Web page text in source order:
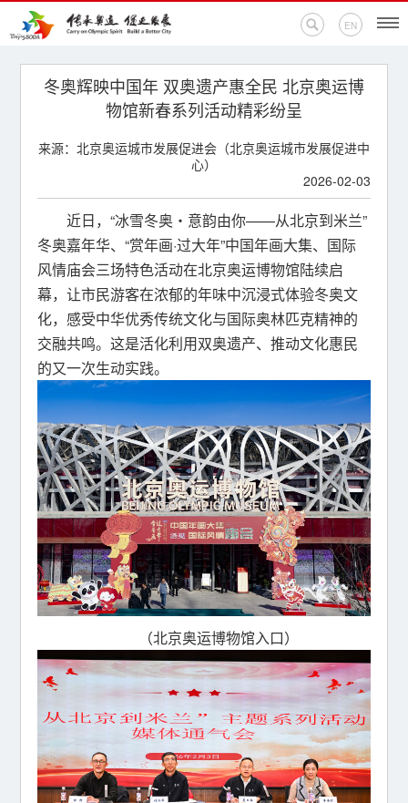
EN
首页
奥运百科
奥促机构
奥运之家
联系我们
冬奥辉映中国年 双奥遗产惠全民 北京奥运博
物馆新春系列活动精彩纷呈
来源：北京奥运城市发展促进会（北京奥运城市发展促进中
心）
2026-02-03
近日，“冰雪冬奥・意韵由你——从北京到米兰”
冬奥嘉年华、“赏年画·过大年”中国年画大集、国际
风情庙会三场特色活动在北京奥运博物馆陆续启
幕，让市民游客在浓郁的年味中沉浸式体验冬奥文
化，感受中华优秀传统文化与国际奥林匹克精神的
交融共鸣。这是活化利用双奥遗产、推动文化惠民
的又一次生动实践。
（北京奥运博物馆入口）